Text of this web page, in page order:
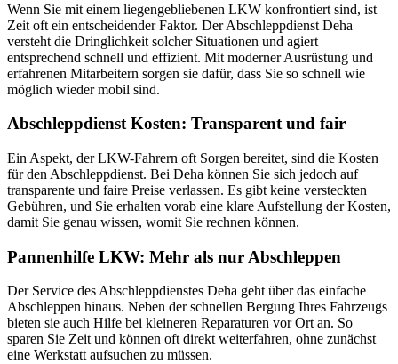
Wenn Sie mit einem liegengebliebenen LKW konfrontiert sind, ist
Zeit oft ein entscheidender Faktor. Der Abschleppdienst Deha
versteht die Dringlichkeit solcher Situationen und agiert
entsprechend schnell und effizient. Mit moderner Ausrüstung und
erfahrenen Mitarbeitern sorgen sie dafür, dass Sie so schnell wie
möglich wieder mobil sind.
Abschleppdienst Kosten: Transparent und fair
Ein Aspekt, der LKW-Fahrern oft Sorgen bereitet, sind die Kosten
für den Abschleppdienst. Bei Deha können Sie sich jedoch auf
transparente und faire Preise verlassen. Es gibt keine versteckten
Gebühren, und Sie erhalten vorab eine klare Aufstellung der Kosten,
damit Sie genau wissen, womit Sie rechnen können.
Pannenhilfe LKW: Mehr als nur Abschleppen
Der Service des Abschleppdienstes Deha geht über das einfache
Abschleppen hinaus. Neben der schnellen Bergung Ihres Fahrzeugs
bieten sie auch Hilfe bei kleineren Reparaturen vor Ort an. So
sparen Sie Zeit und können oft direkt weiterfahren, ohne zunächst
eine Werkstatt aufsuchen zu müssen.